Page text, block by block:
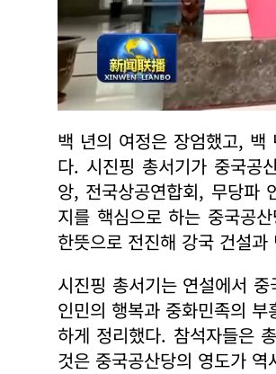
백 년의 여정은 장엄했고, 백
다. 시진핑 총서기가 중국공
앙, 전국상공연합회, 무당파
지를 핵심으로 하는 중국공
한뜻으로 전진해 강국 건설
시진핑 총서기는 연설에서
인민의 행복과 중화민족의
하게 정리했다. 참석자들은
것은 중국공산당의 영도가